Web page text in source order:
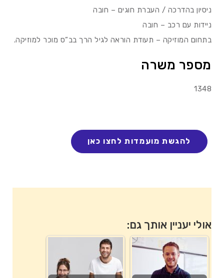
ניסיון בהדרכה / העברת חוגים – חובה
ניידות עם רכב – חובה
בתחום המוזיקה – תעודת הוראה לגיל הרך בב”ס מוכר למוזיקה.
מספר משרה
1348
אולי יעניין אותך גם: